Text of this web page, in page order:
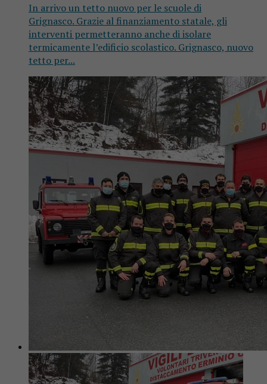
In arrivo un tetto nuovo per le scuole di
Grignasco. Grazie al finanziamento statale, gli
interventi permetteranno anche di isolare
termicamente l’edificio scolastico. Grignasco, nuovo
tetto per...